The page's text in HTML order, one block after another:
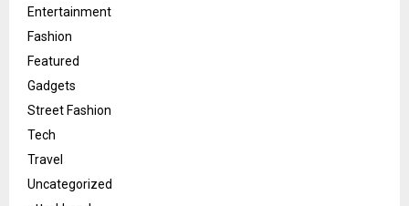
Entertainment
Fashion
Featured
Gadgets
Street Fashion
Tech
Travel
Uncategorized